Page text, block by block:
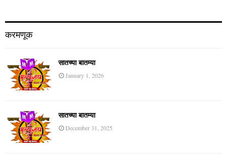
करमणूक
सातच्या बातम्या
January 1, 2026
सातच्या बातम्या
December 31, 2025